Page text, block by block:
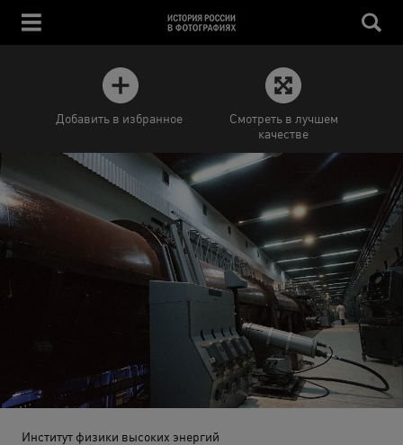
Добавить в избранное
Смотреть в лучшем
качестве
Институт физики высоких энергий